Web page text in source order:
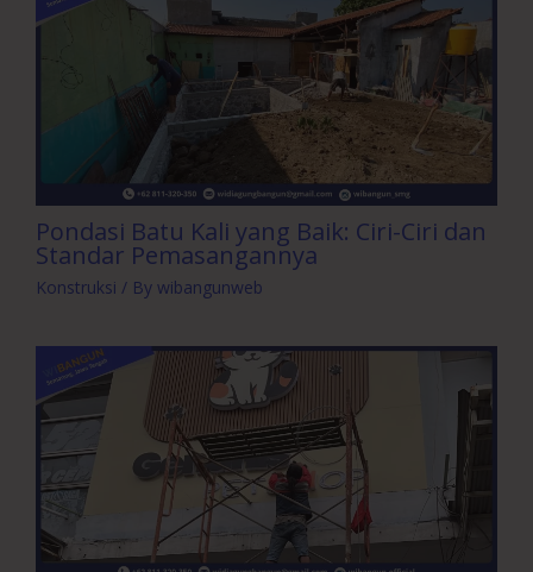
Pondasi Batu Kali yang Baik: Ciri-Ciri dan
Standar Pemasangannya
Konstruksi / By wibangunweb